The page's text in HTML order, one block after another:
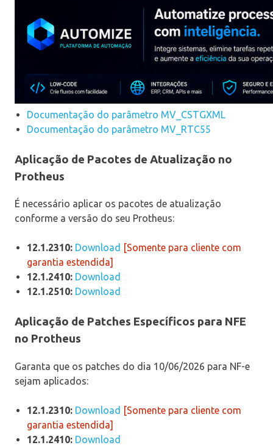
Documentação do parâmetro MV_CSTGXML
Documentação do parâmetro MV_RTC55
Aplicação de Pacotes de Atualização no
Protheus
É necessário aplicar os pacotes de atualização
conforme a versão do seu Protheus:
12.1.2310: Download [Somente para cliente com
garantia estendida]
12.1.2410: Download
12.1.2510: Download
Aplicação de Patches Específicos para NFE
no Protheus
Garanta que os patches do dia 10/06/2026 para NF-e
sejam aplicados:
12.1.2310: Download [Somente para cliente com
garantia estendida]
12.1.2410: Download